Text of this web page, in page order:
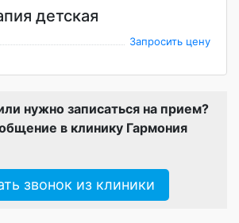
детская
Запросить цену
нужно записаться на прием?
в клинику Гармония
звонок из клиники